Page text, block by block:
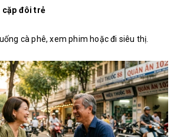
cặp đôi trẻ
cà phê, xem phim hoặc đi siêu thị.